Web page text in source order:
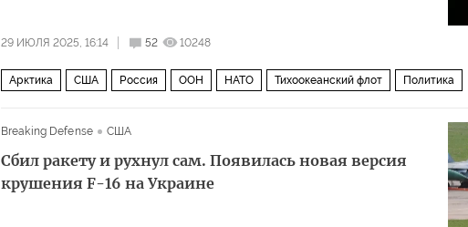
29 ИЮЛЯ 2025, 16:14 52 10248
Арктика США Россия ООН НАТО Тихоокеанский флот Политика
Breaking Defense США
Сбил ракету и рухнул сам. Появилась новая версия
крушения F-16 на Украине